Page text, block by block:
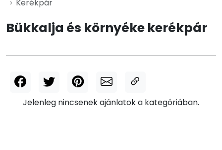
Kerékpár
Bükkalja és környéke kerékpár
Jelenleg nincsenek ajánlatok a kategóriában.